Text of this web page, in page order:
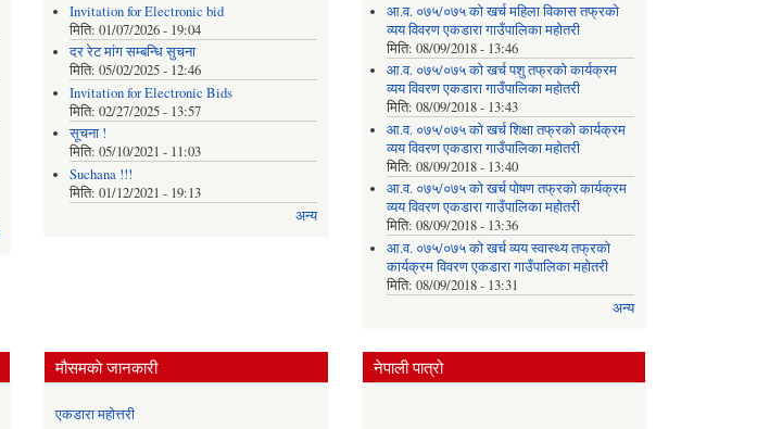
Invitation for Electronic bid
मिति: 01/07/2026 - 19:04
दर रेट मांग सम्बन्धि सुचना
मिति: 05/02/2025 - 12:46
Invitation for Electronic Bids
मिति: 02/27/2025 - 13:57
सूचना !
मिति: 05/10/2021 - 11:03
Suchana !!!
मिति: 01/12/2021 - 19:13
अन्य
आ.व. ०७५/०७५ को खर्च महिला विकास तफ्रको
व्यय विवरण एकडारा गाउँपालिका महोतरी
मिति:08/09/2018 - 13:46
आ.व. ०७५/०७५ को खर्च पशु तफ्रको कार्यक्रम
व्यय विवरण एकडारा गाउँपालिका महोतरी
मिति:08/09/2018 - 13:43
आ.व. ०७५/०७५ को खर्च शिक्षा तफ्रको कार्यक्रम
व्यय विवरण एकडारा गाउँपालिका महोतरी
मिति:08/09/2018 - 13:40
आ.व. ०७५/०७५ को खर्च पोषण तफ्रको कार्यक्रम
व्यय विवरण एकडारा गाउँपालिका महोतरी
मिति:08/09/2018 - 13:36
आ.व. ०७५/०७५ को खर्च व्यय स्वास्थ्य तफ्रको
कार्यक्रम विवरण एकडारा गाउँपालिका महोतरी
मिति:08/09/2018 - 13:31
अन्य
मौसमकाे जानकारी
एकडारा महोत्तरी
नेपाली पात्रो